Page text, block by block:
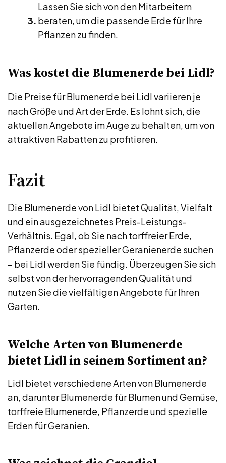
Lassen Sie sich von den Mitarbeitern
beraten, um die passende Erde für Ihre
Pflanzen zu finden.
Was kostet die Blumenerde bei Lidl?
Die Preise für Blumenerde bei Lidl variieren je
nach Größe und Art der Erde. Es lohnt sich, die
aktuellen Angebote im Auge zu behalten, um von
attraktiven Rabatten zu profitieren.
Fazit
Die Blumenerde von Lidl bietet Qualität, Vielfalt
und ein ausgezeichnetes Preis-Leistungs-
Verhältnis. Egal, ob Sie nach torffreier Erde,
Pflanzerde oder spezieller Geranienerde suchen
– bei Lidl werden Sie fündig. Überzeugen Sie sich
selbst von der hervorragenden Qualität und
nutzen Sie die vielfältigen Angebote für Ihren
Garten.
Welche Arten von Blumenerde
bietet Lidl in seinem Sortiment an?
Lidl bietet verschiedene Arten von Blumenerde
an, darunter Blumenerde für Blumen und Gemüse,
torffreie Blumenerde, Pflanzerde und spezielle
Erden für Geranien.